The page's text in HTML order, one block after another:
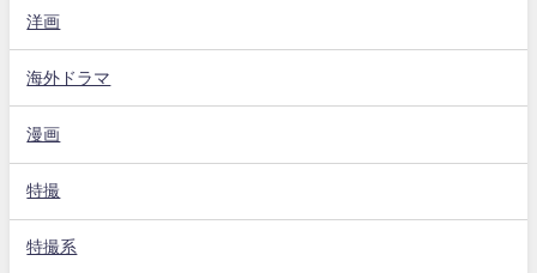
洋画
海外ドラマ
漫画
特撮
特撮系